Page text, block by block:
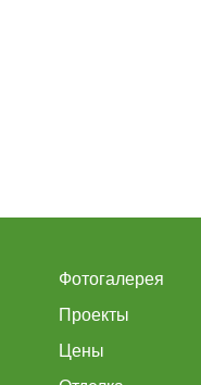
Фотогалерея
Проекты
Цены